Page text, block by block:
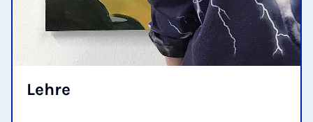
Lehre